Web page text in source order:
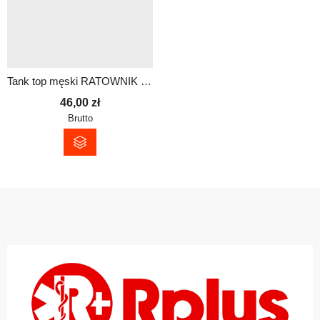
Tank top męski RATOWNIK – przewiewna koszulka bez rękawów
46,00 zł
Brutto